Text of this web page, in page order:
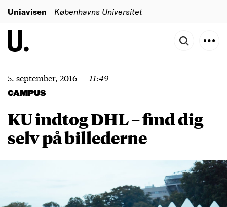
Uniavisen Københavns Universitet
5. september, 2016— 11:49
CAMPUS
KU indtog DHL – find dig
selv på billederne